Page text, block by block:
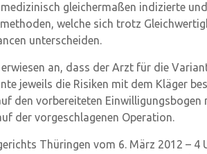
gleichermaßen indizierte
welche sich trotz
unterscheiden.
an, dass der Arzt für die
jeweils die Risiken mit dem Kläger
den vorbereiteten
der vorgeschlagenen Operation.
Thüringen vom 6. März 2012 – 4